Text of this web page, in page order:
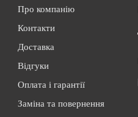
Про компанію
Контакти
Доставка
Відгуки
Оплата і гарантії
Заміна та повернення